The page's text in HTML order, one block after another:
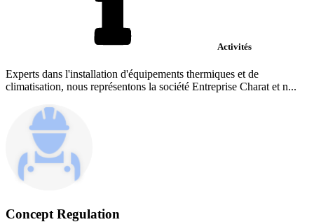
Activités
Experts dans l'installation d'équipements thermiques et de
climatisation, nous représentons la société Entreprise Charat et n...
Concept Regulation